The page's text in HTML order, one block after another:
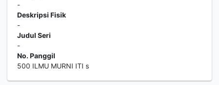
-
Deskripsi Fisik
-
Judul Seri
-
No. Panggil
500 ILMU MURNI ITI s